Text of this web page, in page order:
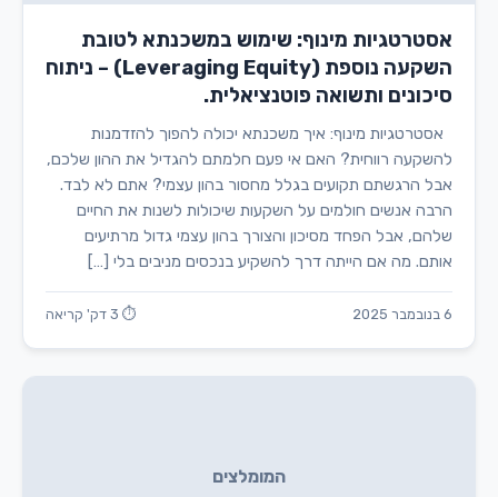
אסטרטגיות מינוף: שימוש במשכנתא לטובת
השקעה נוספת (Leveraging Equity) – ניתוח
סיכונים ותשואה פוטנציאלית.
אסטרטגיות מינוף: איך משכנתא יכולה להפוך להזדמנות
להשקעה רווחית? האם אי פעם חלמתם להגדיל את ההון שלכם,
אבל הרגשתם תקועים בגלל מחסור בהון עצמי? אתם לא לבד.
הרבה אנשים חולמים על השקעות שיכולות לשנות את החיים
שלהם, אבל הפחד מסיכון והצורך בהון עצמי גדול מרתיעים
אותם. מה אם הייתה דרך להשקיע בנכסים מניבים בלי […]
6 בנובמבר 2025 ⏱ 3 דק' קריאה
המומלצים